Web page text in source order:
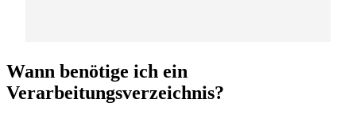
Wann benötige ich ein
Verarbeitungsverzeichnis?